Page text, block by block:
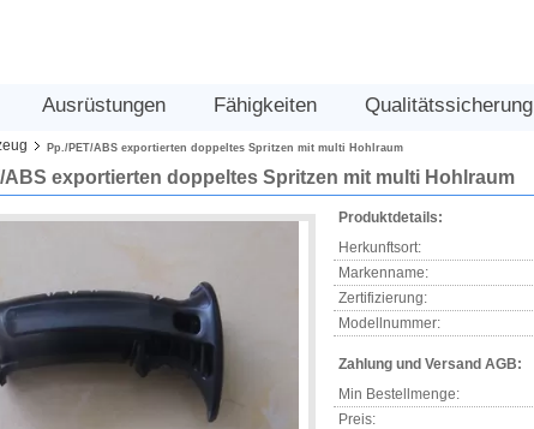
Ausrüstungen Fähigkeiten Qualitätssicherung
Pp./PET/ABS exportierten doppeltes Spritzen mit multi Hohlraum
ABS exportierten doppeltes Spritzen mit multi Hohlraum
Produktdetails:
Herkunftsort:
Markenname:
Zertifizierung:
Modellnummer:
Zahlung und Versand AGB:
Min Bestellmenge:
Preis: